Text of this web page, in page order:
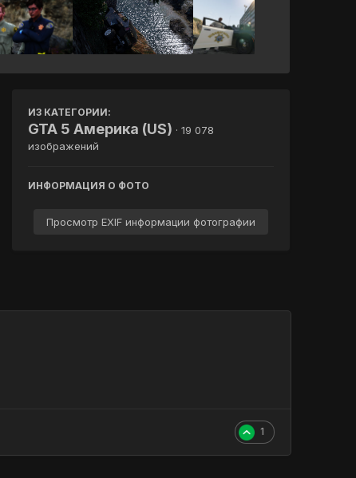
ИЗ КАТЕГОРИИ:
GTA 5 Америка (US) · 19 078
изображений
ИНФОРМАЦИЯ О ФОТО
Просмотр EXIF информации фотографии
1